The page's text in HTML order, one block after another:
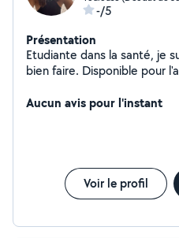
-/5
Présentation
Etudiante dans la santé, je
bien faire. Disponible pour
garde d'animaux.
Aucun avis pour l'instant
Voir le profil